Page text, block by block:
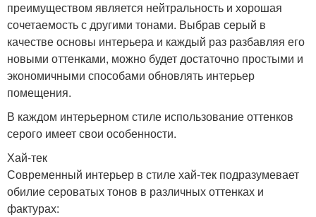
преимуществом является нейтральность и хорошая
сочетаемость с другими тонами. Выбрав серый в
качестве основы интерьера и каждый раз разбавляя его
новыми оттенками, можно будет достаточно простыми и
экономичными способами обновлять интерьер
помещения.
В каждом интерьерном стиле использование оттенков
серого имеет свои особенности.
Хай-тек
Современный интерьер в стиле хай-тек подразумевает
обилие сероватых тонов в различных оттенках и
фактурах: